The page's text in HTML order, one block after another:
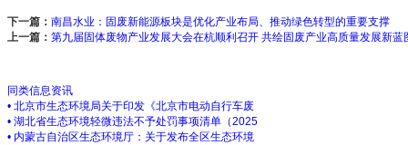
下一篇： 南昌水业：固废新能源板块是优化产业布局、推动绿色转型的重要支撑
上一篇： 第九届固体废物产业发展大会在杭顺利召开 共绘固废产业高质量发展新蓝
同类信息资讯
• 北京市生态环境局关于印发《北京市电动自行车废
• 湖北省生态环境轻微违法不予处罚事项清单（2025
• 内蒙古自治区生态环境厅：关于发布全区生态环境